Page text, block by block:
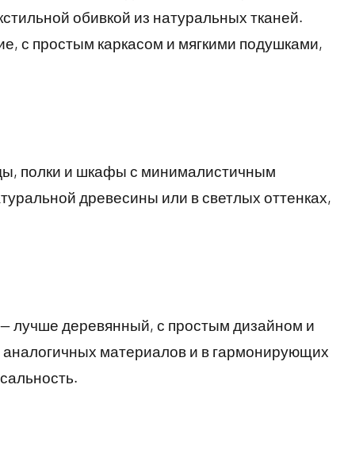
обивкой из натуральных тканей.
с простым каркасом и мягкими подушками,
полки и шкафы с минималистичным
древесины или в светлых оттенках,
лучше деревянный, с простым дизайном и
аналогичных материалов и в гармонирующих